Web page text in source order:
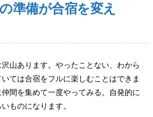
準備が合宿を変え
山あります。やったことない、わから
ては合宿をフルに楽しむことはできま
間を集めて一度やってみる。自発的に
ものになります。